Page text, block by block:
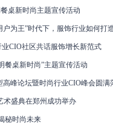
桌新时尚主题宣传活动
为王”时代下，服饰行业如何打
CIO社区共话服饰增长新范式
餐桌新时尚”主题宣传活动
峰论坛暨时尚行业CIO峰会圆满
术盛典在郑州成功举办
秘时尚未来